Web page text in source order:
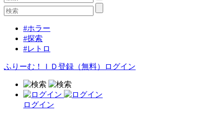
#ホラー
#探索
#レトロ
ふりーむ！ＩＤ登録（無料） ログイン
ログイン